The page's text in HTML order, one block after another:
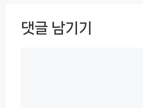
댓글 남기기